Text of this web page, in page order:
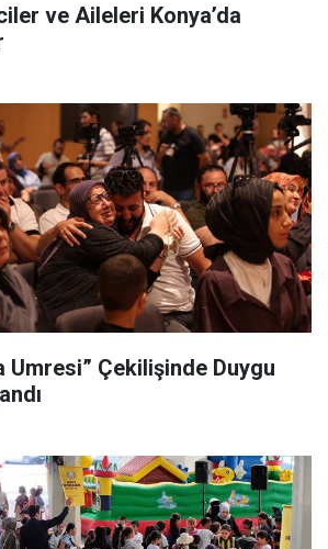
ve Aileleri Konya’da
Umresi” Çekilişinde Duygu